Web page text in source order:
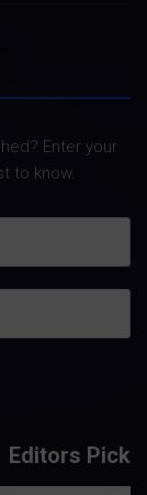
Enter your
to know.
Editors Pick